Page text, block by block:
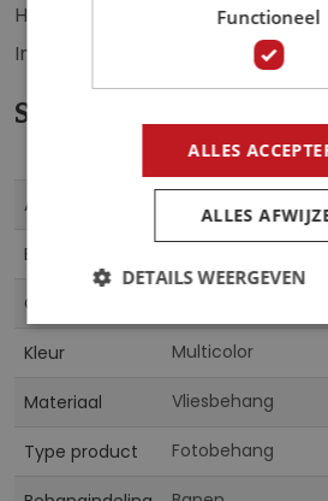
Het fotobehang is zelf
Inclusief behanglijm.
Specificaties
Artikelnummer 00A1-0FT1572
EAN
Collectie
Kleur Multicolor
Materiaal Vliesbehang
Type product Fotobehang
Functioneel
ALLES
ALLES
DETAILS WEERGEVEN